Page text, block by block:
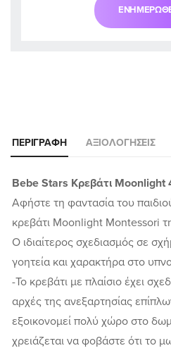
ΠΕΡΙΓΡΑΦΉ ΑΞΙΟΛΟΓΉΣΕΙΣ
Bebe Stars Κρεβάτι Moonlight
Αφήστε τη φαντασία του
κρεβάτι Moonlight Montessori
Ο ιδιαίτερος σχεδιασμός σε
γοητεία και χαρακτήρα στο
-Το κρεβάτι με πλαίσιο έχει
αρχές της ανεξαρτησίας
εξοικονομεί πολύ χώρο στο
χρειάζεται να φοβάστε ότι το